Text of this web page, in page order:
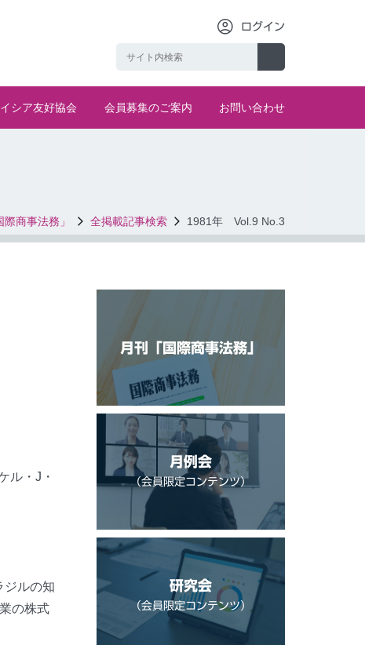
ログイン
シア友好協会 会員募集のご案内 お問い合わせ
商事法務」 全掲載記事検索 1981年 Vol.9 No.3
ル・J・
ジルの知
の株式
月刊「国際商事法務」
月例会
（会員限定コンテンツ）
研究会
（会員限定コンテンツ）